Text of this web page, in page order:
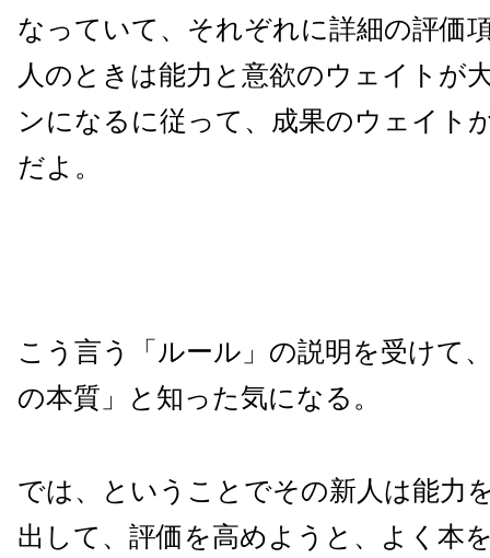
なっていて、それぞれに詳細の評価
人のときは能力と意欲のウェイトが
ンになるに従って、成果のウェイト
だよ。
こう言う「ルール」の説明を受けて
の本質」と知った気になる。
では、ということでその新人は能力
出して、評価を高めようと、よく本